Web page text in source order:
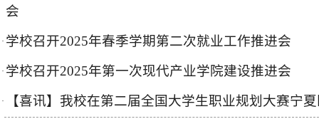
会
· 学校召开2025年春季学期第二次就业工作推进会
· 学校召开2025年第一次现代产业学院建设推进会
· 【喜讯】我校在第二届全国大学生职业规划大赛宁